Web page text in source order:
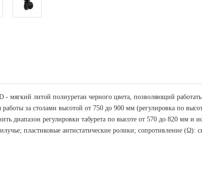
- мягкий литой полиуретан черного цвета, позволяющий
работы за столами высотой от 750 до 900 мм (регулировка по
диапазон регулировки табурета по высоте от 570 до 820 мм и
пластиковые антистатические ролики; сопротивление (Ω):